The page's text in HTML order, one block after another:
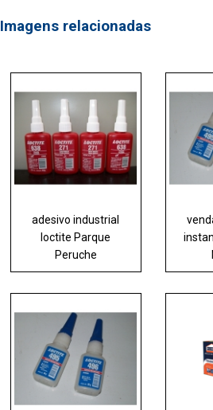
Imagens relacionadas
adesivo industrial
loctite Parque
Peruche